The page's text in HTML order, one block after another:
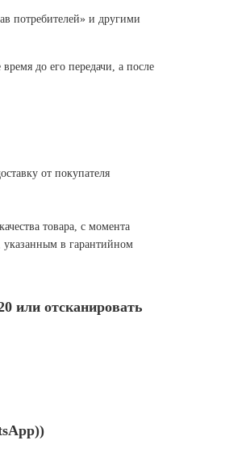
потребителей» и другими
до его передачи, а после
от покупателя
товара, с момента
указанным в гарантийном
или отсканировать